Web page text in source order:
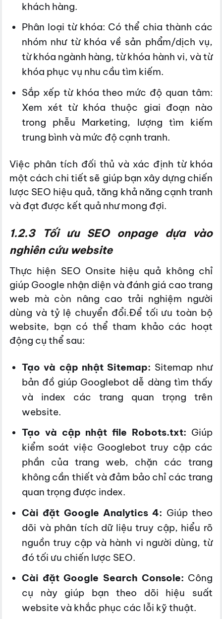
khách hàng.
Phân loại từ khóa: Có thể chia thành các
nhóm như từ khóa về sản phẩm/dịch vụ,
từ khóa ngành hàng, từ khóa hành vi, và từ
khóa phục vụ nhu cầu tìm kiếm.
Sắp xếp từ khóa theo mức độ quan tâm:
Xem xét từ khóa thuộc giai đoạn nào
trong phễu Marketing, lượng tìm kiếm
trung bình và mức độ cạnh tranh.
Việc phân tích đối thủ và xác định từ khóa
một cách chi tiết sẽ giúp bạn xây dựng chiến
lược SEO hiệu quả, tăng khả năng cạnh tranh
và đạt được kết quả như mong đợi.
1.2.3 Tối ưu SEO onpage dựa vào
nghiên cứu website
Thực hiện SEO Onsite hiệu quả không chỉ
giúp Google nhận diện và đánh giá cao trang
web mà còn nâng cao trải nghiệm người
dùng và tỷ lệ chuyển đổi.Để tối ưu toàn bộ
website, bạn có thể tham khảo các hoạt
động cụ thể sau:
Tạo và cập nhật Sitemap: Sitemap như
bản đồ giúp Googlebot dễ dàng tìm thấy
và index các trang quan trọng trên
website.
Tạo và cập nhật file Robots.txt: Giúp
kiểm soát việc Googlebot truy cập các
phần của trang web, chặn các trang
không cần thiết và đảm bảo chỉ các trang
quan trọng được index.
Cài đặt Google Analytics 4: Giúp theo
dõi và phân tích dữ liệu truy cập, hiểu rõ
nguồn truy cập và hành vi người dùng, từ
đó tối ưu chiến lược SEO.
Cài đặt Google Search Console: Công
cụ này giúp bạn theo dõi hiệu suất
website và khắc phục các lỗi kỹ thuật.